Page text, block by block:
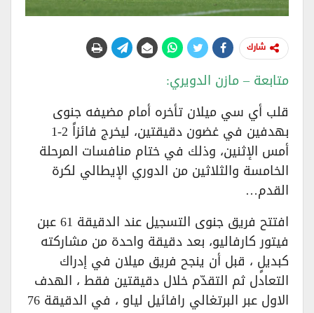
شارك
متابعة – مازن الدويري:
قلب أي سي ميلان تأخره أمام مضيفه جنوى
بهدفين في غضون دقيقتين، ليخرج فائزاً 2-1
أمس الإثنين، وذلك في ختام منافسات المرحلة
الخامسة والثلاثين من الدوري الإيطالي لكرة
القدم…
افتتح فريق جنوى التسجيل عند الدقيقة 61 عبن
فيتور كارفاليو، بعد دقيقة واحدة من مشاركته
كبديلٍ ، قبل أن ينجح فريق ميلان في إدراك
التعادل ثم التقدّم خلال دقيقتين فقط ، الهدف
الاول عبر البرتغالي رافائيل لياو ، في الدقيقة 76